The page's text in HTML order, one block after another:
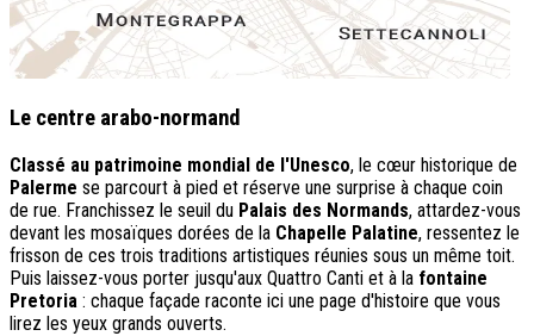
Le centre arabo-normand
Classé au patrimoine mondial de l'Unesco, le cœur historique de
Palerme se parcourt à pied et réserve une surprise à chaque coin
de rue. Franchissez le seuil du Palais des Normands, attardez-vous
devant les mosaïques dorées de la Chapelle Palatine, ressentez le
frisson de ces trois traditions artistiques réunies sous un même toit.
Puis laissez-vous porter jusqu'aux Quattro Canti et à la fontaine
Pretoria : chaque façade raconte ici une page d'histoire que vous
lirez les yeux grands ouverts.